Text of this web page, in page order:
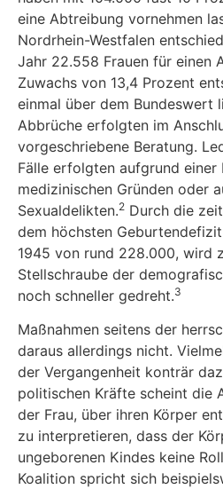
eine Abtreibung vornehmen
Nordrhein-Westfalen
Jahr 22.558 Frauen für einen
Zuwachs von 13,4 Prozent
einmal über dem Bundeswert
Abbrüche erfolgten im
vorgeschriebene Beratung.
Fälle erfolgten aufgrund einer
medizinischen Gründen oder
Sexualdelikten.2 Durch die
dem höchsten
1945 von rund 228.000, wird
Stellschraube der
noch schneller gedreht.3
Maßnahmen seitens der
daraus allerdings nicht.
der Vergangenheit konträr
politischen Kräfte scheint die
der Frau, über ihren Körper
zu interpretieren, dass der
ungeborenen Kindes keine
Koalition spricht sich